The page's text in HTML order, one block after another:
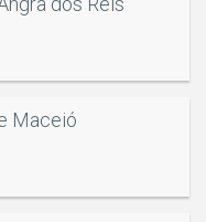
Maceió